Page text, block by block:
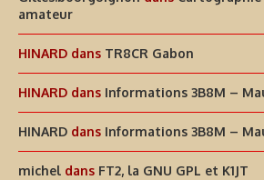
amateur
HINARD dans TR8CR Gabon
HINARD dans Informations 3B8M –
HINARD dans Informations 3B8M –
michel dans FT2, la GNU GPL et K1JT